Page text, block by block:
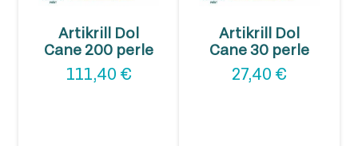
Artikrill Dol
Cane 200 perle
111,40 €
Artikrill Dol
Cane 30 perle
27,40 €